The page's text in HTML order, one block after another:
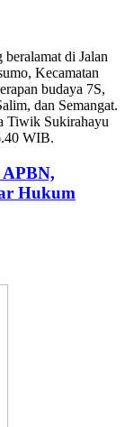
di Jalan
Kecamatan
budaya 7S,
dan Semangat.
Tiwik Sukirahayu
WIB.
Hukum